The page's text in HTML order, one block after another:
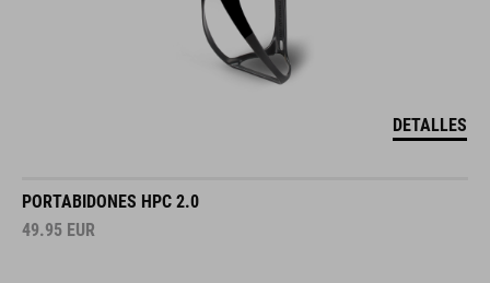
DETALLES
PORTABIDONES HPC 2.0
49.95 EUR